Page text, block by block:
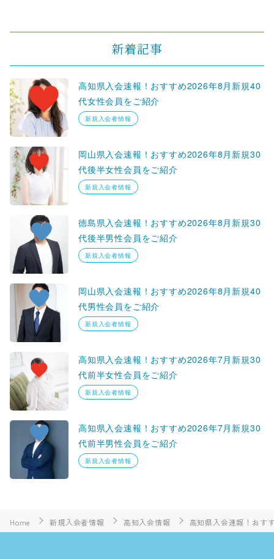
新着記事
高知県入会速報！おすすめ2026年8月新規40
代女性会員をご紹介
新規入会者情報
岡山県入会速報！おすすめ2026年8月新規30
代後半女性会員をご紹介
新規入会者情報
徳島県入会速報！おすすめ2026年8月新規30
代後半男性会員をご紹介
新規入会者情報
岡山県入会速報！おすすめ2026年8月新規40
代男性会員をご紹介
新規入会者情報
高知県入会速報！おすすめ2026年7月新規30
代前半女性会員をご紹介
新規入会者情報
高知県入会速報！おすすめ2026年7月新規30
代前半男性会員をご紹介
新規入会者情報
Home 新規入会者情報 高知入会情報 高知県入会速報！おす